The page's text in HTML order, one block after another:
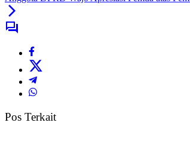
Pos Terkait